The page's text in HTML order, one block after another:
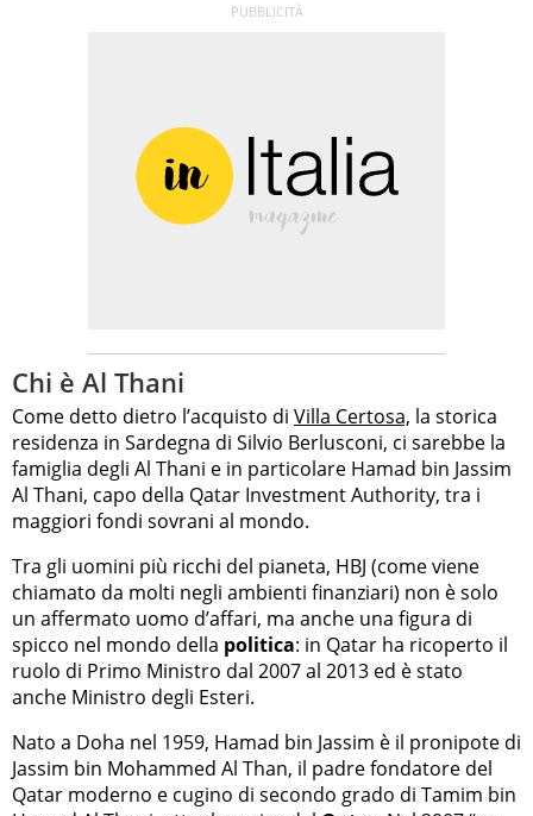
Chi è Al Thani
Come detto dietro l’acquisto di Villa Certosa, la storica
residenza in Sardegna di Silvio Berlusconi, ci sarebbe la
famiglia degli Al Thani e in particolare Hamad bin Jassim
Al Thani, capo della Qatar Investment Authority, tra i
maggiori fondi sovrani al mondo.
Tra gli uomini più ricchi del pianeta, HBJ (come viene
chiamato da molti negli ambienti finanziari) non è solo
un affermato uomo d’affari, ma anche una figura di
spicco nel mondo della politica: in Qatar ha ricoperto il
ruolo di Primo Ministro dal 2007 al 2013 ed è stato
anche Ministro degli Esteri.
Nato a Doha nel 1959, Hamad bin Jassim è il pronipote di
Jassim bin Mohammed Al Than, il padre fondatore del
Qatar moderno e cugino di secondo grado di Tamim bin